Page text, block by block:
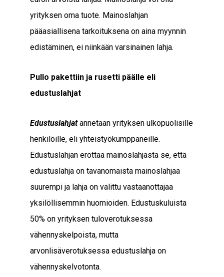
yrityksen oma tuote. Mainoslahjan
pääasiallisena tarkoituksena on aina myynnin
edistäminen, ei niinkään varsinainen lahja.
Pullo pakettiin ja rusetti päälle eli
edustuslahjat
Edustuslahjatannetaan yrityksen ulkopuolisille
henkilöille, eli yhteistyökumppaneille.
Edustuslahjan erottaa mainoslahjasta se, että
edustuslahja on tavanomaista mainoslahjaa
suurempi ja lahja on valittu vastaanottajaa
yksilöllisemmin huomioiden. Edustuskuluista
50% on yrityksen tuloverotuksessa
vähennyskelpoista, mutta
arvonlisäverotuksessa edustuslahja on
vähennyskelvotonta.